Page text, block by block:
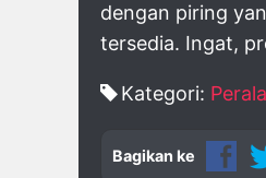
dengan piring
tersedia. Ingat,
Kategori:
Bagikan ke